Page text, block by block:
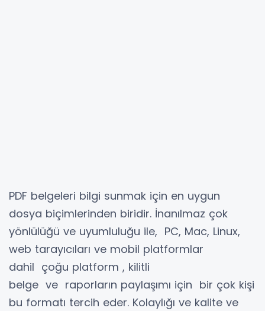
PDF belgeleri bilgi sunmak için en uygun
dosya biçimlerinden biridir. İnanılmaz çok
yönlülüğü ve uyumluluğu ile, PC, Mac, Linux,
web tarayıcıları ve mobil platformlar
dahil çoğu platform , kilitli
belge ve raporların paylaşımı için bir çok kişi
bu formatı tercih eder. Kolaylığı ve kalite ve